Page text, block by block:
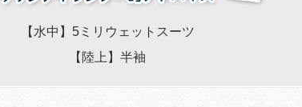
【水中】5ミリウェットスーツ
【陸上】半袖